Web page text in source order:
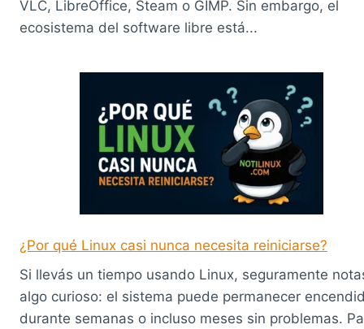
VLC, LibreOffice, Steam o GIMP. Sin embargo, el
ecosistema del software libre está...
¿Por qué Linux casi nunca necesita reiniciarse?
Si llevás un tiempo usando Linux, seguramente
algo curioso: el sistema puede permanecer
durante semanas o incluso meses sin problemas.